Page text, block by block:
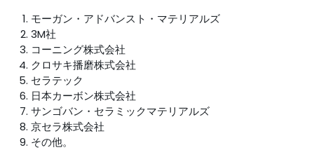
モーガン・アドバンスト・マテリアルズ
3M社
コーニング株式会社
クロサキ播磨株式会社
セラテック
日本カーボン株式会社
サンゴバン・セラミックマテリアルズ
京セラ株式会社
その他。